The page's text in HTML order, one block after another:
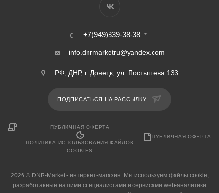
+7(949)339-38-38
info.dnrmarketru@yandex.com
РФ, ДНР, г. Донецк, ул. Постышева 133
ПОДПИСАТЬСЯ НА РАССЫЛКУ
ПУБЛИЧНАЯ ОФЕРТА
ПОЛИТИКА ИСПОЛЬЗОВАНИЯ ФАЙЛОВ
COOKIES
ПУБЛИЧНАЯ ОФЕРТА
2026 © DNR-Market - интернет-магазин. Мы используем файлы cookie,
разработанные нашими специалистами и сервисами web-аналитики